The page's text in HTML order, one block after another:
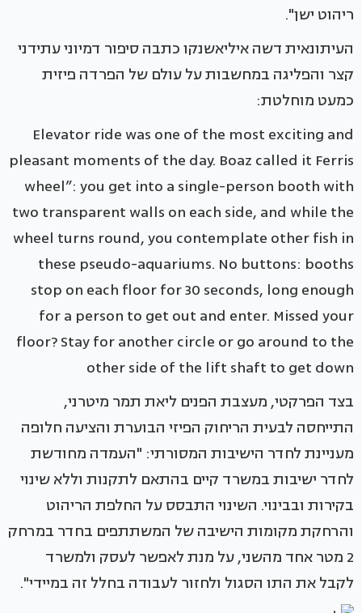
ריהוט ישן".
העיתונאית דשה איליאשנקו כתבה סיפור דמיוני עתידני
קצר והפליגה במחשבות על עולם של הפרדה פיזית
כמעט מוחלטת:
Elevator ride was one of the most exciting and
pleasant moments of the day. Boaz called it Ferris
wheel”: you get into a single-person booth with
two transparent walls on each side, and while the
wheel turns round, you contemplate other fish in
these pseudo-aquariums. No buttons: booths
stop on each floor for 30 seconds, long enough
for a person to get out and enter. Missed your
floor? Stay for another circle or go around to the
other side of the lift shaft to get down
בצד הפרקטי, מעצבת הפנים ליאת תמר מיטרני,
התייחסה לבעית הריחוק הפיזי הבוערת והציעה חלופה
מעניינת לחדר הישיבות המסורתי: "העמדה מחודשת
לחדר ישיבות במשרד קיים בהתאם לתקנות וללא שינוי
בקירות ובבינוי. השינוי התבסס על החלפת הריהוט
והרחקת מקומות הישיבה של המשתתפים בחדר במרחק
2 מטר אחד מהשני, על מנת לאפשר לעסק ולמשרד
לקבל את התו הסגול ולחזור לעבודה בחלל זה במיידי".